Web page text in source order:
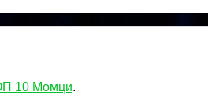
10 Момци.